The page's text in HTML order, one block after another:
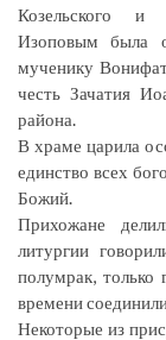
Козельского и
Изоповым была
мученику
честь Зачатия
района.
В храме царила
единство всех
Божий.
Прихожане
литургии
полумрак, только
времени
Некоторые из